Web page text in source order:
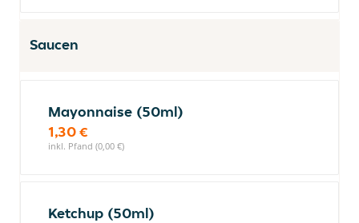
Saucen
Mayonnaise (50ml)
1,30 €
inkl. Pfand (0,00 €)
Ketchup (50ml)